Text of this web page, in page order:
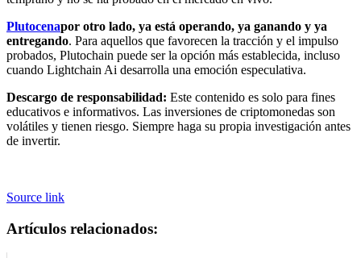
Plutocenapor otro lado, ya está operando, ya ganando y ya
entregando. Para aquellos que favorecen la tracción y el impulso
probados, Plutochain puede ser la opción más establecida, incluso
cuando Lightchain Ai desarrolla una emoción especulativa.
Descargo de responsabilidad: Este contenido es solo para fines
educativos e informativos. Las inversiones de criptomonedas son
volátiles y tienen riesgo. Siempre haga su propia investigación antes
de invertir.
Source link
Artículos relacionados: